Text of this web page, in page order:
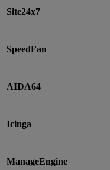
Site24x7
SpeedFan
AIDA64
Icinga
ManageEngine